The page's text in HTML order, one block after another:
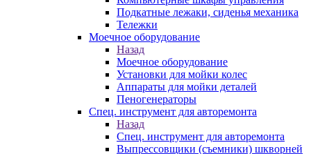
Подкатные лежаки, сиденья механика
Тележки
Моечное оборудование
Назад
Моечное оборудование
Установки для мойки колес
Аппараты для мойки деталей
Пеногенераторы
Спец. инструмент для авторемонта
Назад
Спец. инструмент для авторемонта
Выпрессовщики (съемники) шкворней